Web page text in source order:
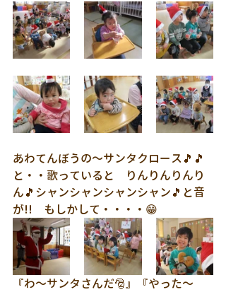
あわてんぼうの～サンタクロース🎵🎵
と・・歌っていると　りんりんりんり
ん🎵シャンシャンシャンシャン🎵と音
が!!　もしかして・・・・😁
『わ～サンタさんだ🎅』『やった～